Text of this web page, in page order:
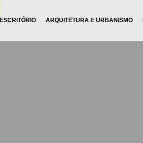
ESCRITÓRIO ARQUITETURA E URBANISMO